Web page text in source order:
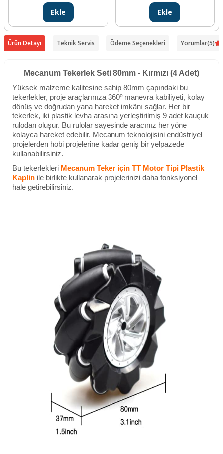
Ekle Ekle
Ürün Detayı Teknik Servis Ödeme Seçenekleri Yorumlar(5)
Mecanum Tekerlek Seti 80mm - Kırmızı (4 Adet)
Yüksek malzeme kalitesine sahip 80mm çapındaki bu
tekerlekler, proje araçlarınıza 360º manevra kabiliyeti, kolay
dönüş ve doğrudan yana hareket imkânı sağlar. Her bir
tekerlek, iki plastik levha arasına yerleştirilmiş 9 adet kauçuk
rulodan oluşur. Bu rulolar sayesinde aracınız her yöne
kolayca hareket edebilir. Mecanum teknolojisini endüstriyel
projelerden hobi projelerine kadar geniş bir yelpazede
kullanabilirsiniz.
Bu tekerlekleri Mecanum Teker için TT Motor Tipi Plastik
Kaplin ile birlikte kullanarak projelerinizi daha fonksiyonel
hale getirebilirsiniz.